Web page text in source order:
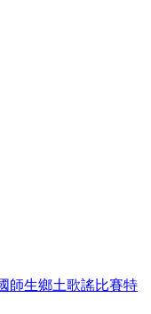
師生鄉土歌謠比賽特